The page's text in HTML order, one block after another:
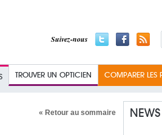
Suivez-nous
TROUVER UN OPTICIEN COMPARER LES
« Retour au sommaire NEWS